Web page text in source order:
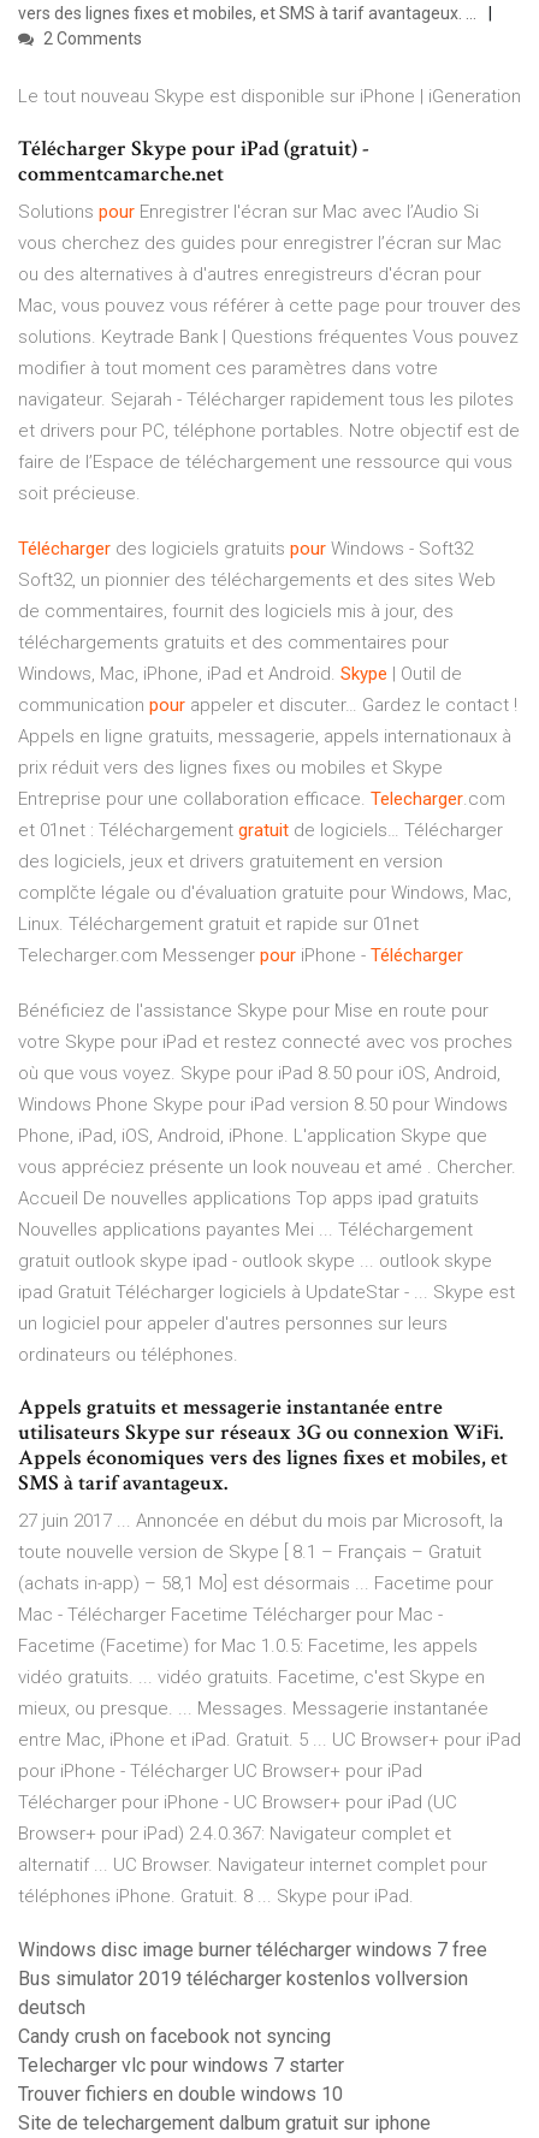
vers des lignes fixes et mobiles, et SMS à tarif avantageux. ...
2 Comments
Le tout nouveau Skype est disponible sur iPhone | iGeneration
Télécharger Skype pour iPad (gratuit) -
commentcamarche.net
Solutions pour Enregistrer l'écran sur Mac avec l’Audio Si
vous cherchez des guides pour enregistrer l’écran sur Mac
ou des alternatives à d'autres enregistreurs d'écran pour
Mac, vous pouvez vous référer à cette page pour trouver des
solutions. Keytrade Bank | Questions fréquentes Vous pouvez
modifier à tout moment ces paramètres dans votre
navigateur. Sejarah - Télécharger rapidement tous les pilotes
et drivers pour PC, téléphone portables. Notre objectif est de
faire de l’Espace de téléchargement une ressource qui vous
soit précieuse.
Télécharger des logiciels gratuits pour Windows - Soft32
Soft32, un pionnier des téléchargements et des sites Web
de commentaires, fournit des logiciels mis à jour, des
téléchargements gratuits et des commentaires pour
Windows, Mac, iPhone, iPad et Android. Skype | Outil de
communication pour appeler et discuter… Gardez le contact !
Appels en ligne gratuits, messagerie, appels internationaux à
prix réduit vers des lignes fixes ou mobiles et Skype
Entreprise pour une collaboration efficace. Telecharger.com
et 01net : Téléchargement gratuit de logiciels… Télécharger
des logiciels, jeux et drivers gratuitement en version
complčte légale ou d'évaluation gratuite pour Windows, Mac,
Linux. Téléchargement gratuit et rapide sur 01net
Telecharger.com Messenger pour iPhone - Télécharger
Bénéficiez de l'assistance Skype pour Mise en route pour
votre Skype pour iPad et restez connecté avec vos proches
où que vous voyez. Skype pour iPad 8.50 pour iOS, Android,
Windows Phone Skype pour iPad version 8.50 pour Windows
Phone, iPad, iOS, Android, iPhone. L'application Skype que
vous appréciez présente un look nouveau et amé . Chercher.
Accueil De nouvelles applications Top apps ipad gratuits
Nouvelles applications payantes Mei ... Téléchargement
gratuit outlook skype ipad - outlook skype ... outlook skype
ipad Gratuit Télécharger logiciels à UpdateStar - ... Skype est
un logiciel pour appeler d'autres personnes sur leurs
ordinateurs ou téléphones.
Appels gratuits et messagerie instantanée entre
utilisateurs Skype sur réseaux 3G ou connexion WiFi.
Appels économiques vers des lignes fixes et mobiles, et
SMS à tarif avantageux.
27 juin 2017 ... Annoncée en début du mois par Microsoft, la
toute nouvelle version de Skype [ 8.1 – Français – Gratuit
(achats in-app) – 58,1 Mo] est désormais ... Facetime pour
Mac - Télécharger Facetime Télécharger pour Mac -
Facetime (Facetime) for Mac 1.0.5: Facetime, les appels
vidéo gratuits. ... vidéo gratuits. Facetime, c'est Skype en
mieux, ou presque. ... Messages. Messagerie instantanée
entre Mac, iPhone et iPad. Gratuit. 5 ... UC Browser+ pour iPad
pour iPhone - Télécharger UC Browser+ pour iPad
Télécharger pour iPhone - UC Browser+ pour iPad (UC
Browser+ pour iPad) 2.4.0.367: Navigateur complet et
alternatif ... UC Browser. Navigateur internet complet pour
téléphones iPhone. Gratuit. 8 ... Skype pour iPad.
Windows disc image burner télécharger windows 7 free
Bus simulator 2019 télécharger kostenlos vollversion
deutsch
Candy crush on facebook not syncing
Telecharger vlc pour windows 7 starter
Trouver fichiers en double windows 10
Site de telechargement dalbum gratuit sur iphone